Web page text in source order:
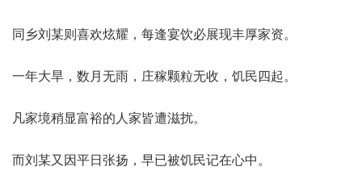
同乡刘某则喜欢炫耀，每逢宴饮必展现丰厚家资。
一年大旱，数月无雨，庄稼颗粒无收，饥民四起。
凡家境稍显富裕的人家皆遭滋扰。
而刘某又因平日张扬，早已被饥民记在心中。